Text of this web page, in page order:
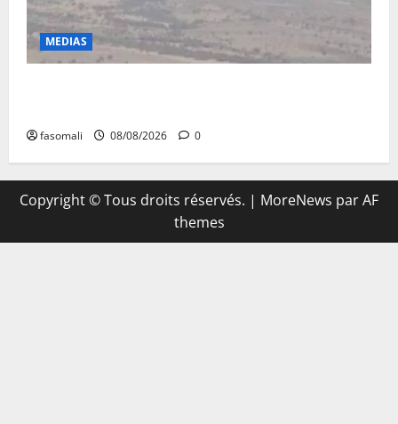
MEDIAS
fasomali 08/08/2026 0
Copyright © Tous droits réservés. | MoreNews par AF
themes